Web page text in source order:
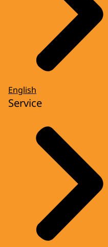
English
Service